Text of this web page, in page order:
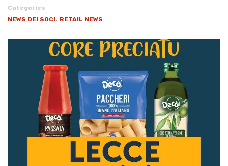
Categories
NEWS DEI SOCI, RETAIL NEWS